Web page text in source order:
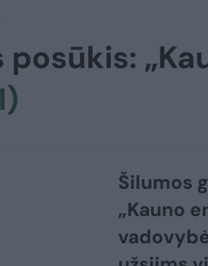
Šilumos
„Kauno